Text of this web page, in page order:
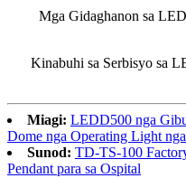
Mga Gidaghanon sa
Kinabuhi sa Serbisyo sa
Miagi: LEDD500 nga
Dome nga Operating Light
Sunod: TD-TS-100
Pendant para sa Ospital